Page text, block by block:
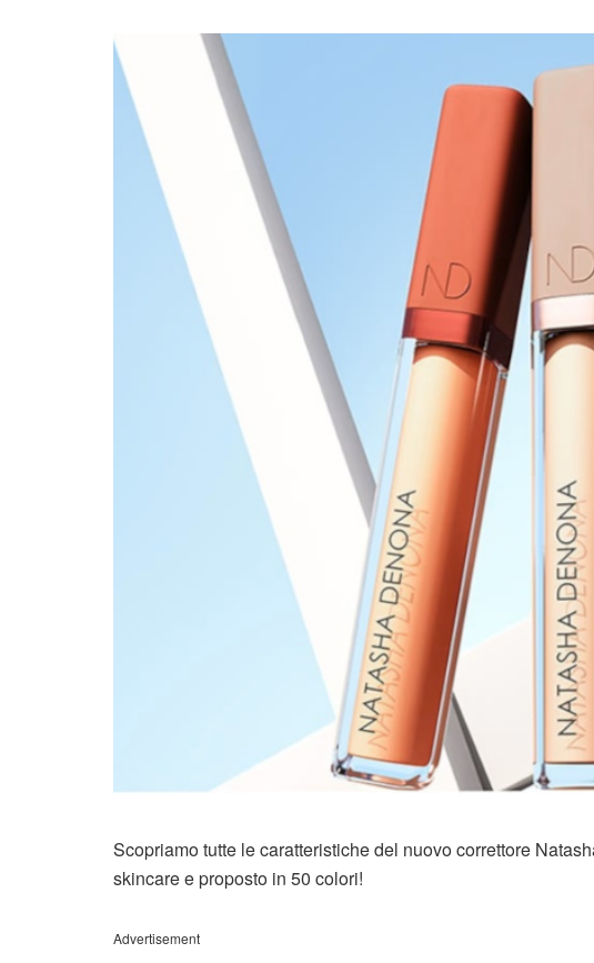
Scopriamo tutte le caratteristiche del nuovo correttore
skincare e proposto in 50 colori!
Advertisement